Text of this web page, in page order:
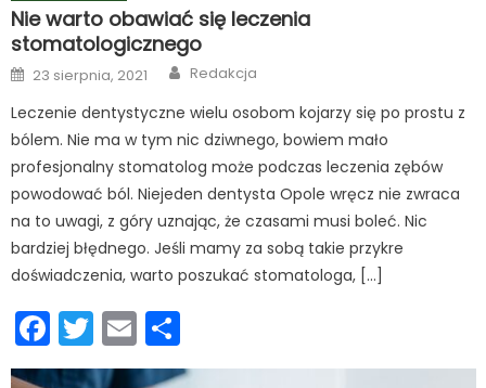
Nie warto obawiać się leczenia
stomatologicznego
Posted
on
23 sierpnia, 2021 Author
Redakcja
Leczenie dentystyczne wielu osobom kojarzy się po prostu z
bólem. Nie ma w tym nic dziwnego, bowiem mało
profesjonalny stomatolog może podczas leczenia zębów
powodować ból. Niejeden dentysta Opole wręcz nie zwraca
na to uwagi, z góry uznając, że czasami musi boleć. Nic
bardziej błędnego. Jeśli mamy za sobą takie przykre
doświadczenia, warto poszukać stomatologa, […]
Facebook
Twitter
Email
się